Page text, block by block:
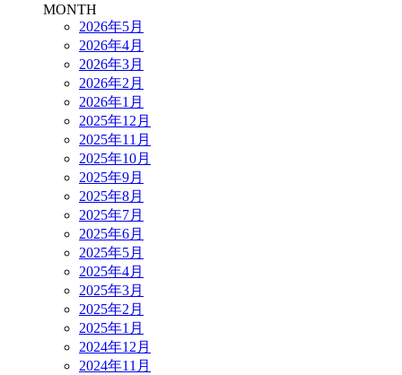
MONTH
2026年5月
2026年4月
2026年3月
2026年2月
2026年1月
2025年12月
2025年11月
2025年10月
2025年9月
2025年8月
2025年7月
2025年6月
2025年5月
2025年4月
2025年3月
2025年2月
2025年1月
2024年12月
2024年11月